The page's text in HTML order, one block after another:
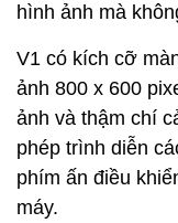
hình ảnh mà
V1 có kích cỡ
ảnh 800 x 600
ảnh và thậm chí
phép trình diễn
phím ấn điều
máy.